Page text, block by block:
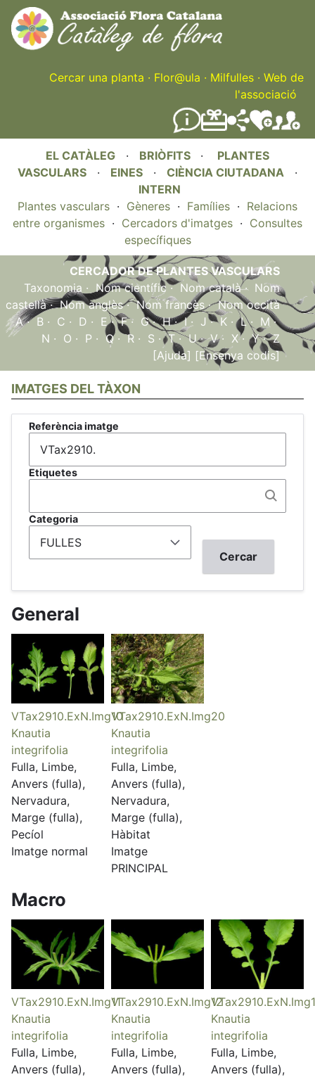
Skip
to
main
content
Cercar una planta · Flor@ula · Milfulles · Web de
l'associació
EL CATÀLEG · BRIÒFITS · PLANTES
VASCULARS · EINES · CIÈNCIA CIUTADANA ·
INTERN
Plantes vasculars · Gèneres · Famílies · Relacions
entre organismes · Cercadors d'imatges · Consultes
específiques
CERCADOR DE PLANTES VASCULARS
Taxonomia · Nom científic·Nom català· Nom
castellà·Nom anglès·Nom francès·Nom occità
A·B · C · D · E·F· G·H·I· J ·K ·L· M·
N · O · P · Q·R · S ·T ·U·V· X·Y·Z
[Ajuda] [Ensenya codis]
IMATGES DEL TÀXON
Referència imatge
Etiquetes
Categoria
General
VTax2910.ExN.Img10
Knautia
integrifolia
Fulla, Limbe,
Anvers (fulla),
Nervadura,
Marge (fulla),
Pecíol
Imatge normal
VTax2910.ExN.Img20
Knautia
integrifolia
Fulla, Limbe,
Anvers (fulla),
Nervadura,
Marge (fulla),
Hàbitat
Imatge
PRINCIPAL
Macro
VTax2910.ExN.Img11
Knautia
integrifolia
Fulla, Limbe,
Anvers (fulla),
VTax2910.ExN.Img12
Knautia
integrifolia
Fulla, Limbe,
Anvers (fulla),
Knautia
integrifolia
Fulla, Limbe,
Anvers (fulla),